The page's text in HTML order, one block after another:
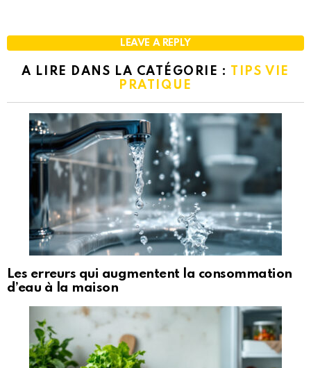
LEAVE A REPLY
A LIRE DANS LA CATÉGORIE : TIPS VIE
PRATIQUE
Les erreurs qui augmentent la consommation
d’eau à la maison